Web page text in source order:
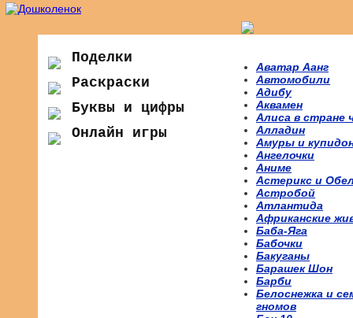
Поделки
Раскраски
Буквы и цифры
Онлайн игры
Аватар Аанг
Автомобили
Адибу
Аквамен
Алиса в стране
Алладин
Амуры и
Ангелочки
Аниме
Астерикс и
Астробой
Атлантида
Африканские
Баба-Яга
Бабочки
Бакуганы
Барашек Шон
Барби
Белоснежка и
гномов